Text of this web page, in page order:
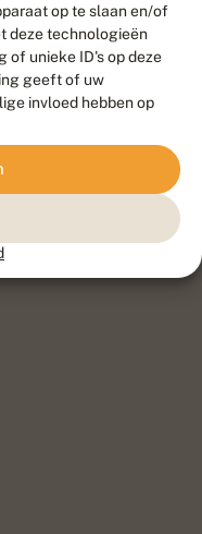
op te slaan en/of
deze technologieën
of unieke ID's op deze
geeft of uw
invloed hebben op
, ontworpen door